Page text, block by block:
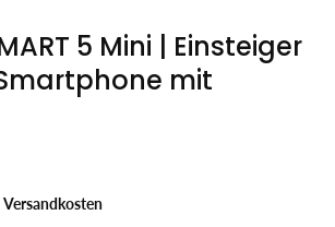
5 Mini | Einsteiger
mit
Versandkosten